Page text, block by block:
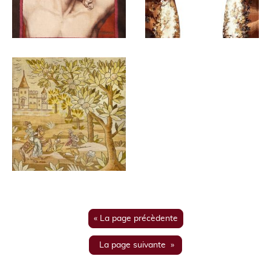
« La page précèdente
La page suivante »